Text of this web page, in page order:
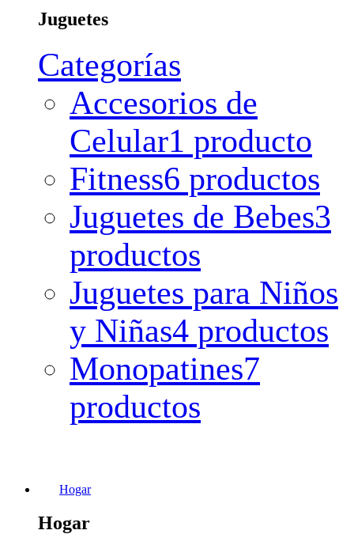
Juguetes
Categorías
Accesorios de
Celular1 producto
Fitness6 productos
Juguetes de Bebes3
productos
Juguetes para Niños
y Niñas4 productos
Monopatines7
productos
Hogar
Hogar